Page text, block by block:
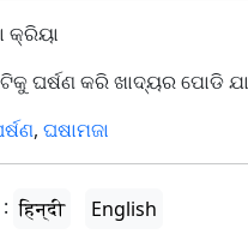
କ୍ରିୟା
ଘର୍ଷଣ କରି ଖାଦ୍ୟର ପୋଡି
, ଘଷାମଜା
हिन्दी English